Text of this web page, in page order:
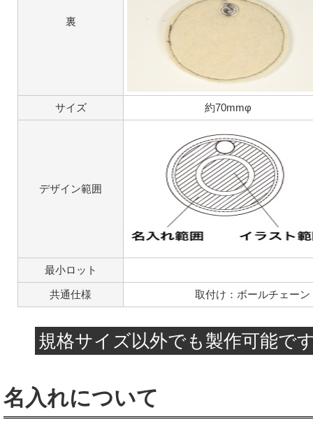
裏
サイズ 約70mmφ
デザイン範囲
最小ロット
共通仕様 取付け：ボールチェー
規格サイズ以外でも製作可能で
名入れについて